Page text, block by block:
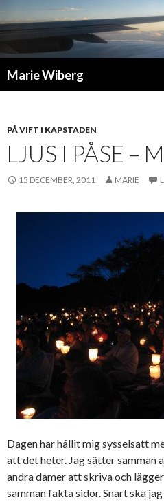
Marie Wiberg
PÅ VIFT I KAPSTADEN
LJUS I PÅSE –
15 DECEMBER, 2011 MARIE
Dagen har hållit mig sysselsatt
att det heter. Jag sätter samman
andra damer att skriva och
samman fakta sidor. Snart ska